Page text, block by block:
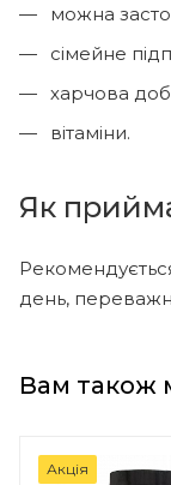
можна
сімейне
харчова
вітаміни.
Як
день,
Вам також
Акція